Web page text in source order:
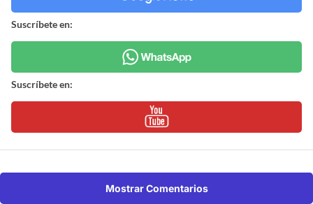
Suscríbete en:
Suscríbete en:
Mostrar Comentarios